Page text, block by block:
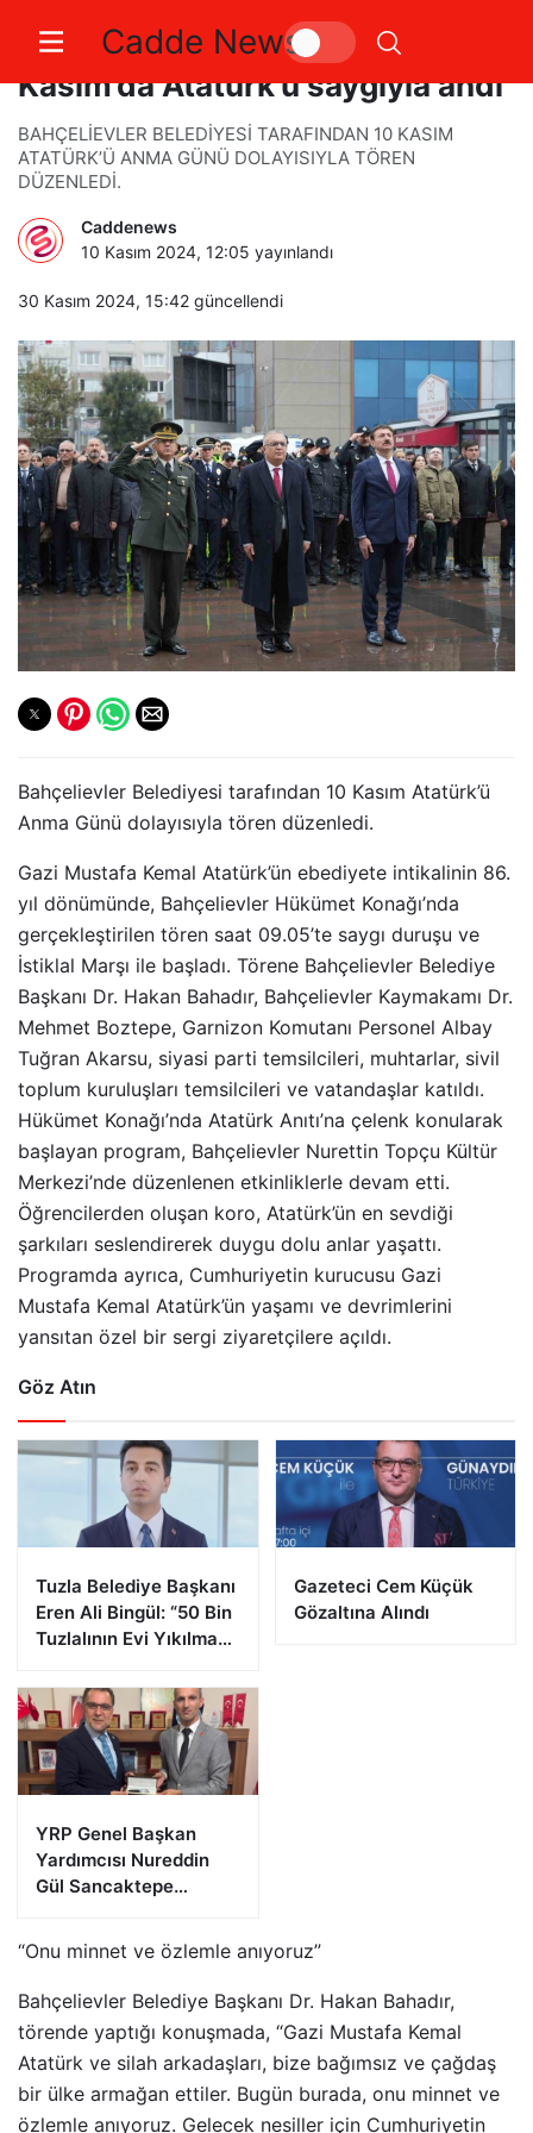
Cadde News
Bahçelievler Belediyesi 10
Kasım’da Atatürk’ü saygıyla andı
BAHÇELİEVLER BELEDİYESİ TARAFINDAN 10 KASIM
ATATÜRK’Ü ANMA GÜNÜ DOLAYISIYLA TÖREN
DÜZENLEDİ.
Caddenews
10 Kasım 2024, 12:05 yayınlandı
30 Kasım 2024, 15:42 güncellendi
Bahçelievler Belediyesi tarafından 10 Kasım Atatürk’ü
Anma Günü dolayısıyla tören düzenledi.
Gazi Mustafa Kemal Atatürk’ün ebediyete intikalinin 86.
yıl dönümünde, Bahçelievler Hükümet Konağı’nda
gerçekleştirilen tören saat 09.05’te saygı duruşu ve
İstiklal Marşı ile başladı. Törene Bahçelievler Belediye
Başkanı Dr. Hakan Bahadır, Bahçelievler Kaymakamı Dr.
Mehmet Boztepe, Garnizon Komutanı Personel Albay
Tuğran Akarsu, siyasi parti temsilcileri, muhtarlar, sivil
toplum kuruluşları temsilcileri ve vatandaşlar katıldı.
Hükümet Konağı’nda Atatürk Anıtı’na çelenk konularak
başlayan program, Bahçelievler Nurettin Topçu Kültür
Merkezi’nde düzenlenen etkinliklerle devam etti.
Öğrencilerden oluşan koro, Atatürk’ün en sevdiği
şarkıları seslendirerek duygu dolu anlar yaşattı.
Programda ayrıca, Cumhuriyetin kurucusu Gazi
Mustafa Kemal Atatürk’ün yaşamı ve devrimlerini
yansıtan özel bir sergi ziyaretçilere açıldı.
Göz Atın
Tuzla Belediye Başkanı
Eren Ali Bingül: “50 Bin
Tuzlalının Evi Yıkılma
Gazeteci Cem Küçük
Gözaltına Alındı
YRP Genel Başkan
Yardımcısı Nureddin
Gül Sancaktepe
“Onu minnet ve özlemle anıyoruz”
Bahçelievler Belediye Başkanı Dr. Hakan Bahadır,
törende yaptığı konuşmada, “Gazi Mustafa Kemal
Atatürk ve silah arkadaşları, bize bağımsız ve çağdaş
bir ülke armağan ettiler. Bugün burada, onu minnet ve
özlemle anıyoruz. Gelecek nesiller için Cumhuriyetin